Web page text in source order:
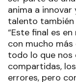
anima a
talento también
“Este final es
con mucho
todo lo que nos
compartidas,
errores, pero